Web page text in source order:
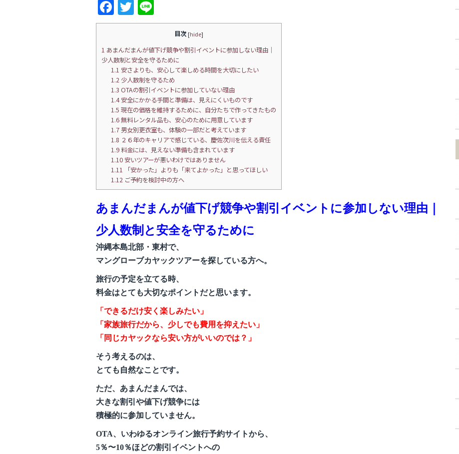
F
a
e
b
o
o
k
T
w
er
n 目次[hide]
1 あまんだまんが値下げ競争や割引イベントに参加しない理由｜
少人数制と安全を守るために
1.1 安さよりも、安心して楽しめる時間を大切にしたい
1.2少人数制を守るため
1.3 OTAの割引イベントに参加していない理由
1.4安全にかかる手間と準備は、見えにくいものです
1.5 現在の価格を維持するために、自分たちで作ってきたもの
1.6無料レンタル品も、安心のために用意しています
1.7男女別更衣室も、体験の一部だと考えています
1.8 ２６年のキャリアで感じている、慶佐次川を伝える責任
1.9料金には、見えない準備も含まれています
1.10安いツアーが悪いわけではありません
1.11 「安かった」よりも「来てよかった」と思ってほしい
1.12ご予約を検討中の方へ
あまんだまんが値下げ競争や割引イベントに参加しない理由｜
少人数制と安全を守るために
沖縄本島北部・東村で、
マングローブカヤックツアーを探している方へ。
旅行の予定を立てる時、
料金はとても大切なポイントだと思います。
「できるだけ安く楽しみたい」
「家族旅行だから、少しでも費用を抑えたい」
「同じカヤックなら安い方がいいのでは？」
そう考えるのは、
とても自然なことです。
ただ、あまんだまんでは、
大きな割引や値下げ競争には
積極的に参加していません。
OTA、いわゆるオンライン旅行予約サイトから、
5％〜10％ほどの割引イベントへの